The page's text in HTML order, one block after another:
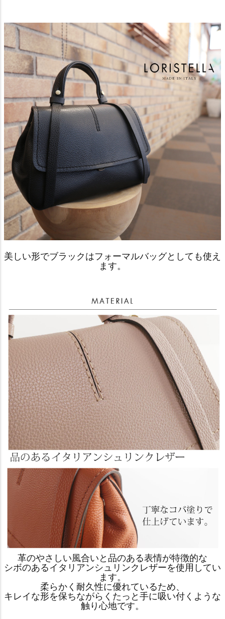
美しい形でブラックはフォーマルバッグとしても使え
ます。
革のやさしい風合いと品のある表情が特徴的な
シボのあるイタリアンシュリンクレザーを使用してい
ます。
柔らかく耐久性に優れているため、
キレイな形を保ちながらくたっと手に吸い付くような
触り心地です。